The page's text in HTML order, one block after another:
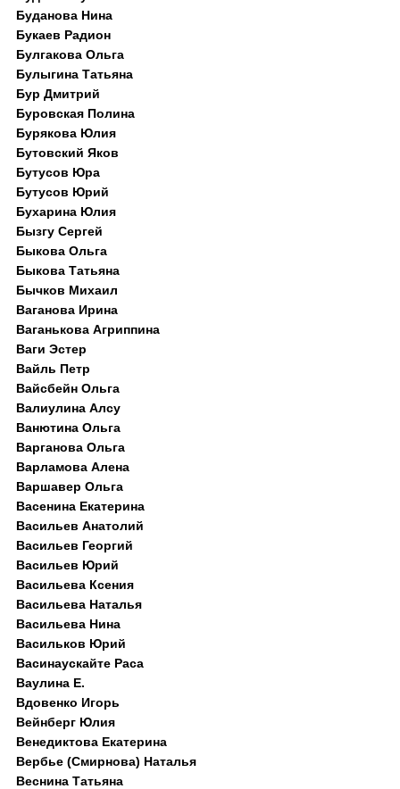
Буданова Нина
Букаев Радион
Булгакова Ольга
Булыгина Татьяна
Бур Дмитрий
Буровская Полина
Бурякова Юлия
Бутовский Яков
Бутусов Юра
Бутусов Юрий
Бухарина Юлия
Бызгу Сергей
Быкова Ольга
Быкова Татьяна
Бычков Михаил
Ваганова Ирина
Ваганькова Агриппина
Ваги Эстер
Вайль Петр
Вайсбейн Ольга
Валиулина Алсу
Ванютина Ольга
Варганова Ольга
Варламова Алена
Варшавер Ольга
Васенина Екатерина
Васильев Анатолий
Васильев Георгий
Васильев Юрий
Васильева Ксения
Васильева Наталья
Васильева Нина
Васильков Юрий
Васинаускайте Раса
Ваулина Е.
Вдовенко Игорь
Вейнберг Юлия
Венедиктова Екатерина
Вербье (Смирнова) Наталья
Веснина Татьяна